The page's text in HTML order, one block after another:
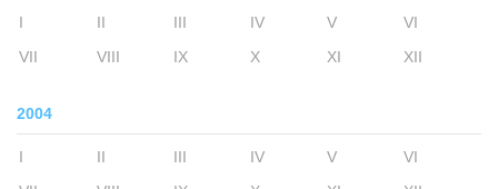
I II III IV V
VI
VII
VIII IX X XI XII
2004
I II III IV V
VI